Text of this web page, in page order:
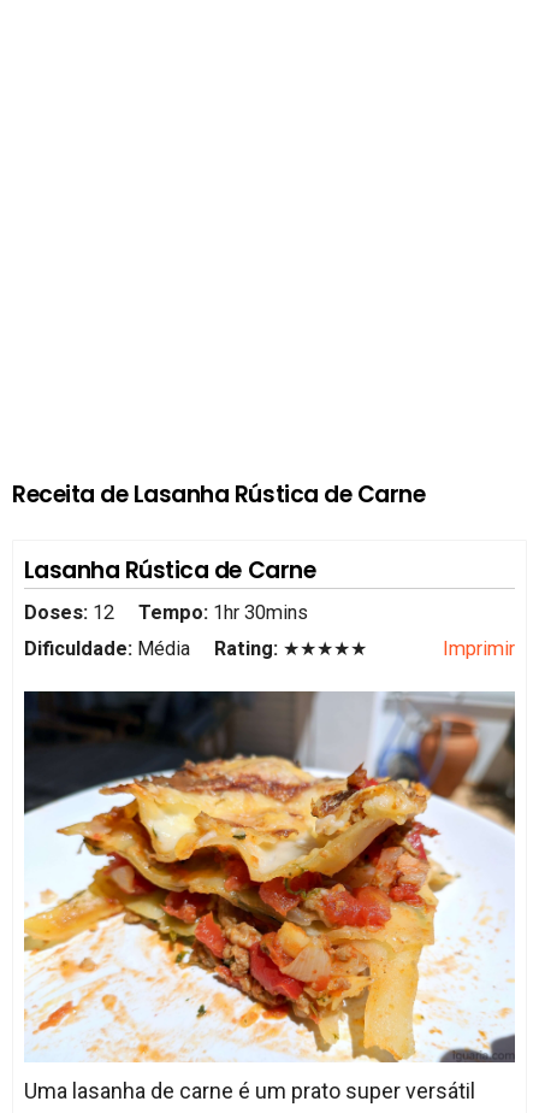
Receita de Lasanha Rústica de Carne
Lasanha Rústica de Carne
Doses: 12 Tempo: 1hr 30mins
Dificuldade: Média Rating: ★★★★★ Imprimir
Uma lasanha de carne é um prato super versátil